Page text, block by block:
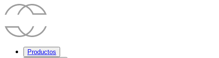
Productos